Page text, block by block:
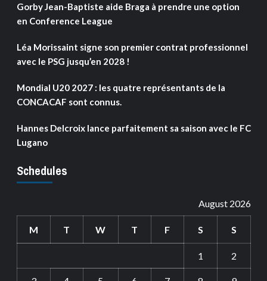
Gorby Jean-Baptiste aide Braga à prendre une option
en Conference League
Léa Morissaint signe son premier contrat professionnel
avec le PSG jusqu’en 2028 !
Mondial U20 2027 : les quatre représentants de la
CONCACAF sont connus.
Hannes Delcroix lance parfaitement sa saison avec le FC
Lugano
Schedules
August 2026
M T W T F S S
1 2